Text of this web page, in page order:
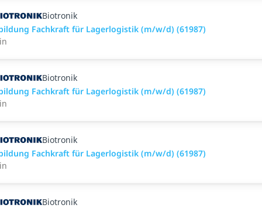
Biotronik
Fachkraft für Lagerlogistik (m/w/d) (61987)
Biotronik
Fachkraft für Lagerlogistik (m/w/d) (61987)
Biotronik
Fachkraft für Lagerlogistik (m/w/d) (61987)
Biotronik